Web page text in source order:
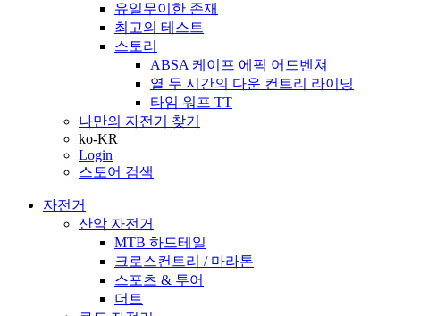
유일무이한 존재
최고의 테스트
스토리
ABSA 케이프 에픽 어드벤쳐
열 두 시간의 다운 컨트리 라이딩
타임 워프 TT
나만의 자전거 찾기
ko-KR
Login
스토어 검색
자전거
산악 자전거
MTB 하드테일
크로스컨트리 / 마라톤
스포츠 & 투어
더트